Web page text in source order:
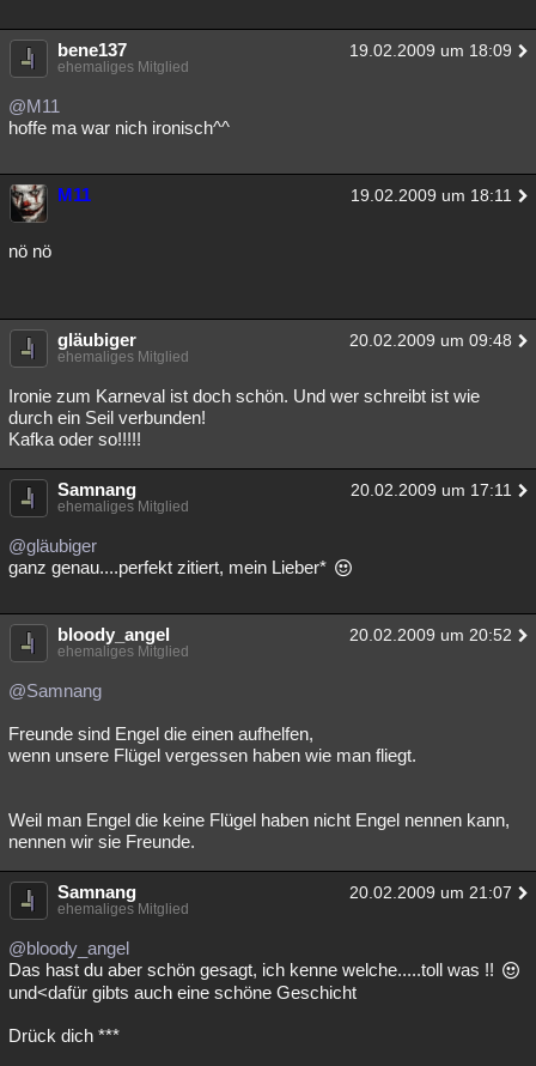
bene137 19.02.2009 um 18:09
ehemaliges Mitglied
@M11
hoffe ma war nich ironisch^^
M11 19.02.2009 um 18:11
nö nö
gläubiger 20.02.2009 um 09:48
ehemaliges Mitglied
Ironie zum Karneval ist doch schön. Und wer schreibt ist wie
durch ein Seil verbunden!
Kafka oder so!!!!!
Samnang 20.02.2009 um 17:11
ehemaliges Mitglied
@gläubiger
ganz genau....perfekt zitiert, mein Lieber*
bloody_angel 20.02.2009 um 20:52
ehemaliges Mitglied
@Samnang
Freunde sind Engel die einen aufhelfen,
wenn unsere Flügel vergessen haben wie man fliegt.
Weil man Engel die keine Flügel haben nicht Engel nennen kann,
nennen wir sie Freunde.
Samnang 20.02.2009 um 21:07
ehemaliges Mitglied
@bloody_angel
Das hast du aber schön gesagt, ich kenne welche.....toll was !!
und<dafür gibts auch eine schöne Geschicht
Drück dich ***